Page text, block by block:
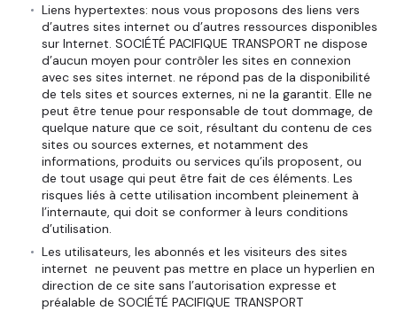
Liens hypertextes: nous vous proposons des liens vers
d’autres sites internet ou d’autres ressources disponibles
sur Internet. SOCIÉTÉ PACIFIQUE TRANSPORT ne dispose
d’aucun moyen pour contrôler les sites en connexion
avec ses sites internet. ne répond pas de la disponibilité
de tels sites et sources externes, ni ne la garantit. Elle ne
peut être tenue pour responsable de tout dommage, de
quelque nature que ce soit, résultant du contenu de ces
sites ou sources externes, et notamment des
informations, produits ou services qu’ils proposent, ou
de tout usage qui peut être fait de ces éléments. Les
risques liés à cette utilisation incombent pleinement à
l’internaute, qui doit se conformer à leurs conditions
d’utilisation.
Les utilisateurs, les abonnés et les visiteurs des sites
internet ne peuvent pas mettre en place un hyperlien en
direction de ce site sans l’autorisation expresse et
préalable de SOCIÉTÉ PACIFIQUE TRANSPORT